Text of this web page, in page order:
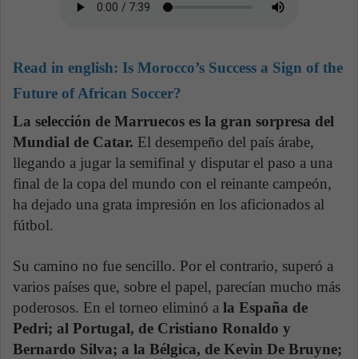
Read in english: Is Morocco’s Success a Sign of the
Future of African Soccer?
La selección de Marruecos es la gran sorpresa del
Mundial de Catar. El desempeño del país árabe,
llegando a jugar la semifinal y disputar el paso a una
final de la copa del mundo con el reinante campeón,
ha dejado una grata impresión en los aficionados al
fútbol.
Su camino no fue sencillo. Por el contrario, superó a
varios países que, sobre el papel, parecían mucho más
poderosos. En el torneo eliminó a la España de
Pedri; al Portugal, de Cristiano Ronaldo y
Bernardo Silva; a la Bélgica, de Kevin De Bruyne;